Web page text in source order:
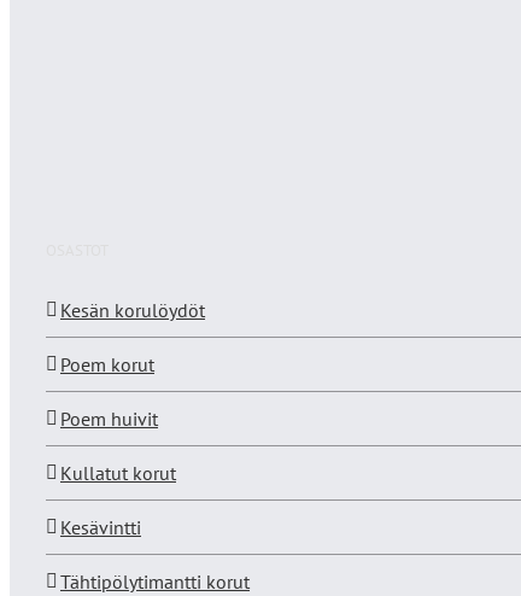
Kesän korulöydöt
Poem korut
Poem huivit
Kullatut korut
Kesävintti
Tähtipölytimantti korut